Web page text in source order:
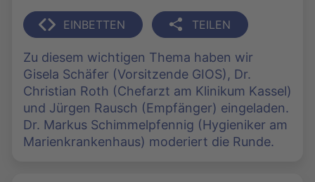
EINBETTEN TEILEN
Zu diesem wichtigen Thema haben wir
Gisela Schäfer (Vorsitzende GIOS), Dr.
Christian Roth (Chefarzt am Klinikum Kassel)
und Jürgen Rausch (Empfänger) eingeladen.
Dr. Markus Schimmelpfennig (Hygieniker am
Marienkrankenhaus) moderiert die Runde.